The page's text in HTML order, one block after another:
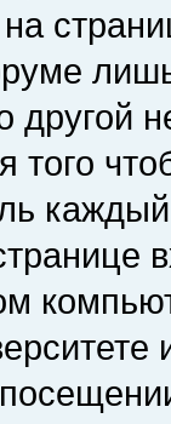
другой
того